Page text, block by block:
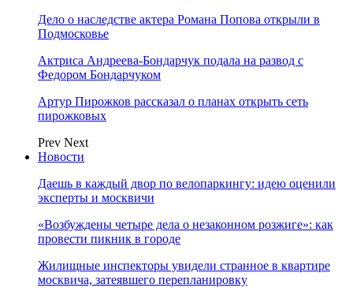
Дело о наследстве актера Романа Попова открыли в
Подмосковье
Актриса Андреева-Бондарчук подала на развод с
Федором Бондарчуком
Артур Пирожков рассказал о планах открыть сеть
пирожковых
Prev Next
Новости
Даешь в каждый двор по велопаркингу: идею оценили
эксперты и москвичи
«Возбуждены четыре дела о незаконном розжиге»: как
провести пикник в городе
Жилищные инспекторы увидели странное в квартире
москвича, затеявшего перепланировку